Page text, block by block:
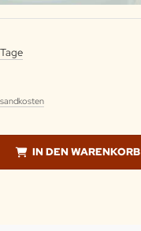
IN DEN WARENKORB